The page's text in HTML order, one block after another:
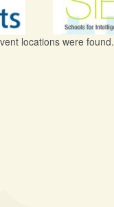
locations were found.